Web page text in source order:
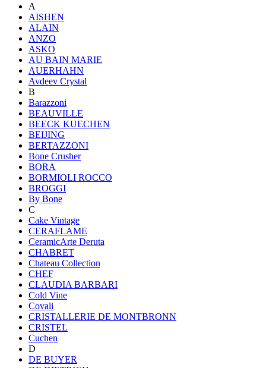
A
AISHEN
ALAIN
ANZO
ASKO
AU BAIN MARIE
AUERHAHN
Avdeev Crystal
B
Barazzoni
BEAUVILLE
BEECK KUECHEN
BEIJING
BERTAZZONI
Bone Crusher
BORA
BORMIOLI ROCCO
BROGGI
By Bone
C
Cake Vintage
CERAFLAME
CeramicArte Deruta
CHABRET
Chateau Collection
CHEF
CLAUDIA BARBARI
Cold Vine
Covali
CRISTALLERIE DE MONTBRONN
CRISTEL
Cuchen
D
DE BUYER